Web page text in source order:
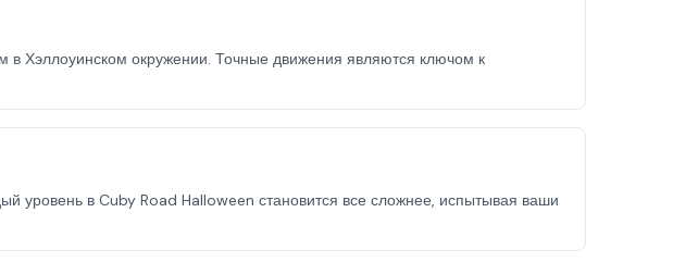
в Хэллоуинском окружении. Точные движения являются ключом к
уровень в Cuby Road Halloween становится все сложнее, испытывая ваши